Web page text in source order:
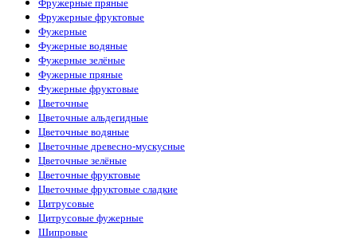
Фружерные пряные
Фружерные фруктовые
Фужерные
Фужерные водяные
Фужерные зелёные
Фужерные пряные
Фужерные фруктовые
Цветочные
Цветочные альдегидные
Цветочные водяные
Цветочные древесно-мускусные
Цветочные зелёные
Цветочные фруктовые
Цветочные фруктовые сладкие
Цитрусовые
Цитрусовые фужерные
Шипровые